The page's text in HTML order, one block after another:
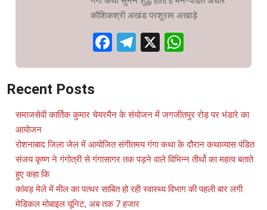
कौशिकश्री अखंड परशुराम अखाड़े
Facebook
Telegram
X
Recent Posts
समाजसेवी कार्तिक कुमार चेयरमैन के संयोजन में जगजीतपुर रोड़ पर भंडारे का
आयोजन
रोशनाबाद जिला जेल में आयोजित संगीतमय गंगा कथा के दौरान कथाव्यास पंडित
संजय कृष्ण ने गंगोत्री से गंगासागर तक पड़ने वाले विभिन्न तीर्थो का महत्व बताते
हुए कहा कि
कांवड़ मेले में मील का पत्थर साबित हो रही स्वास्थ्य विभाग की पहली बार लगी
मेडिकल मोबाइल यूनिट, अब तक 7 हजार